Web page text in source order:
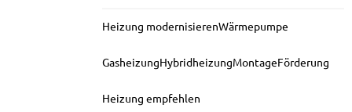
Heizung modernisierenWärmepumpe
GasheizungHybridheizungMontageFörderung
Heizung empfehlen